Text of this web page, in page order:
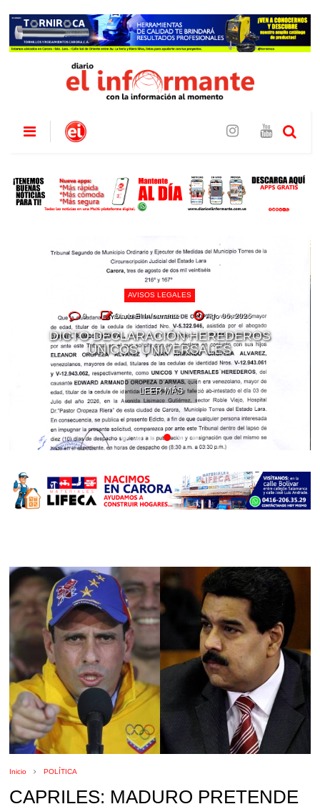
AVISOS LEGALES
0 Diario El Informante Ago 06, 2026
DICTO DECLARACIÓN HEREDEROS
ÚNICOS UNIVERSALES
LEER MÁS
Inicio POLÍTICA
CAPRILES: MADURO PRETENDE